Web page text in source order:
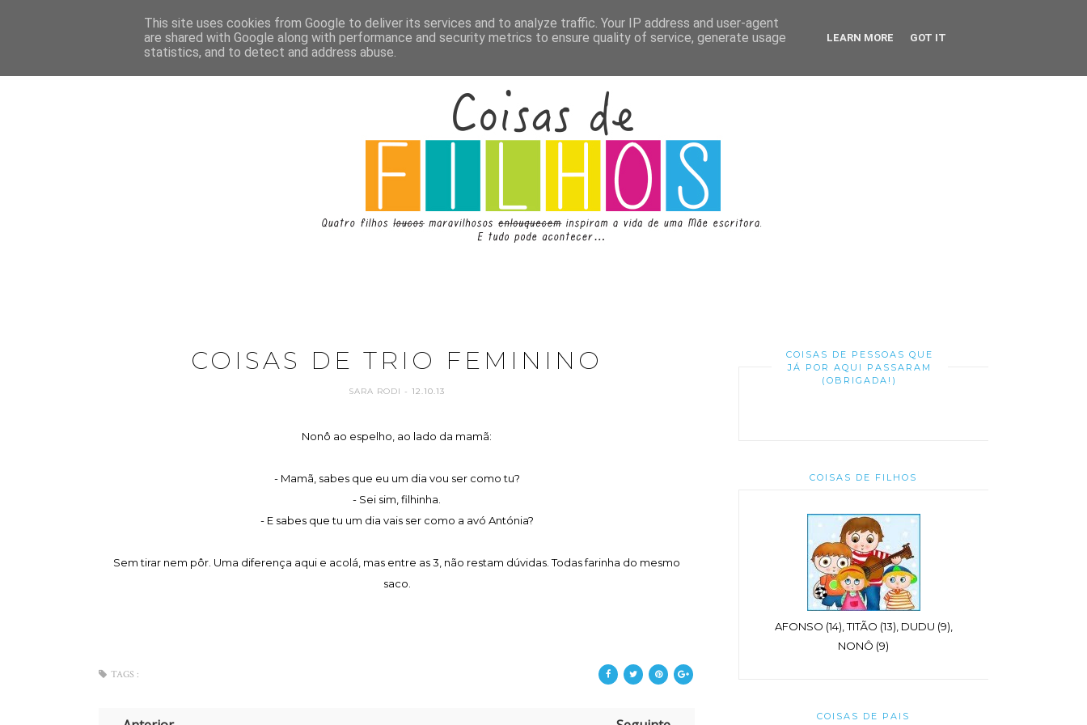
COISAS DE TRIO FEMININO
SARA RODI - 12.10.13
Nonô ao espelho, ao lado da mamã:
- Mamã, sabes que eu um dia vou ser como tu?
- Sei sim, filhinha.
- E sabes que tu um dia vais ser como a avó Antónia?
Sem tirar nem pôr. Uma diferença aqui e acolá, mas entre as 3, não restam dúvidas. Todas farinha do mesmo
saco.
TAGS :
COISAS DE PESSOAS QUE
JÁ POR AQUI PASSARAM
(OBRIGADA!)
COISAS DE FILHOS
AFONSO (14), TITÃO (13), DUDU (9),
NONÔ (9)
COISAS DE PAIS
This site uses cookies from Google to deliver its services and to analyze traffic. Your IP address and user-agent
are shared with Google along with performance and security metrics to ensure quality of service, generate usage
statistics, and to detect and address abuse.
LEARN MORE GOT IT